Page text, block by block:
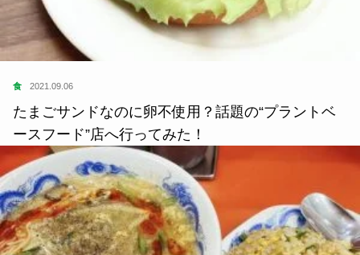
食 2021.09.06
たまごサンドなのに卵不使用？話題の“プラントベ
ースフード”店へ行ってみた！